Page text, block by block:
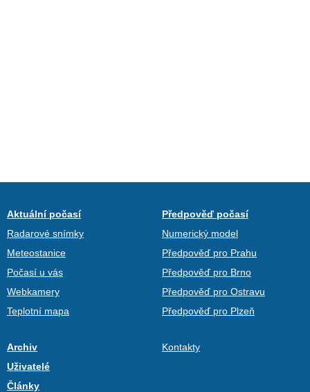
Aktuální počasí
Radarové snímky
Meteostanice
Počasí u vás
Webkamery
Teplotní mapa
Předpověď počasí
Numerický model
Předpověď pro Prahu
Předpověď pro Brno
Předpověď pro Ostravu
Předpověď pro Plzeň
Archiv
Uživatelé
Články
Kontakty